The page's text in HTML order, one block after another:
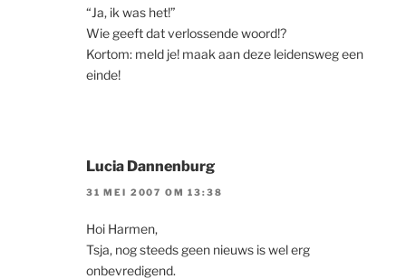
“Ja, ik was het!”
Wie geeft dat verlossende woord!?
Kortom: meld je! maak aan deze leidensweg een
einde!
Lucia Dannenburg
31 MEI 2007 OM 13:38
Hoi Harmen,
Tsja, nog steeds geen nieuws is wel erg
onbevredigend.